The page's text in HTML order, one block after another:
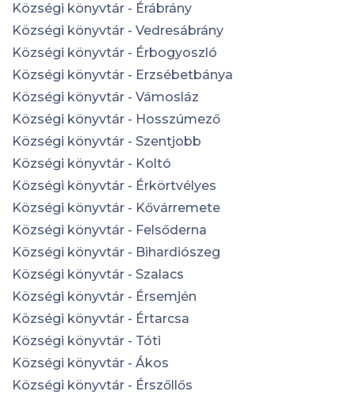
Községi könyvtár - Érábrány
Községi könyvtár - Vedresábrány
Községi könyvtár - Érbogyoszló
Községi könyvtár - Erzsébetbánya
Községi könyvtár - Vámosláz
Községi könyvtár - Hosszúmező
Községi könyvtár - Szentjobb
Községi könyvtár - Koltó
Községi könyvtár - Érkörtvélyes
Községi könyvtár - Kővárremete
Községi könyvtár - Felsőderna
Községi könyvtár - Bihardiószeg
Községi könyvtár - Szalacs
Községi könyvtár - Érsemjén
Községi könyvtár - Értarcsa
Községi könyvtár - Tóti
Községi könyvtár - Ákos
Községi könyvtár - Érszőllős